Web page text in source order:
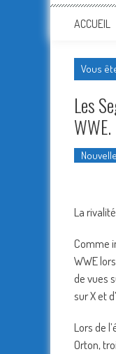
ACCUEIL
Vous
Les
WWE.
La
Comme
WWE
de vues
sur X et
Lors de
Orton,